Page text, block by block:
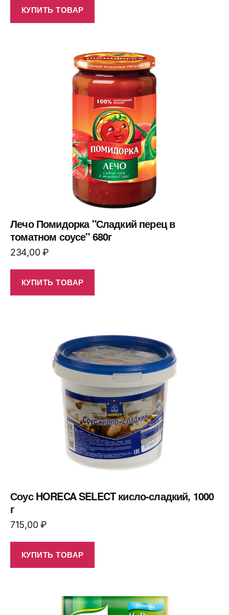
КУПИТЬ ТОВАР
Лечо Помидорка "Сладкий перец в
томатном соусе" 680г
234,00₽
КУПИТЬ ТОВАР
Соус HORECA SELECT кисло-сладкий, 1000
г
715,00₽
КУПИТЬ ТОВАР